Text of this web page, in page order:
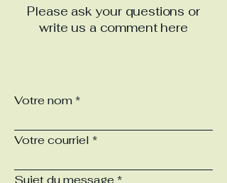
Please ask your questions or
write us a comment here
Votre nom
Votre courriel
Sujet du message